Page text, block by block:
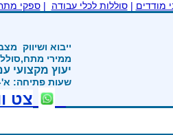
מודדים |סוללות לכלי עבודה |ספקי
ייבוא ושיווק
ממירי
יעוץ מקצועי
שעות פתיחה: א'-ה' 8:00-16:00 יום ו'
צט